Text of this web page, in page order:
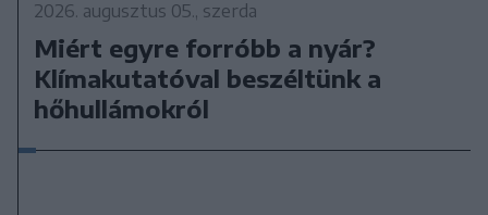
2026. augusztus 05., szerda
Miért egyre forróbb a nyár?
Klímakutatóval beszéltünk a
hőhullámokról